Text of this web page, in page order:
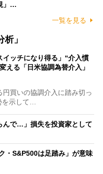
」…
一覧を見る
」
イッチになり得る」“介入慣
える「日米協調為替介入」
買いの協調介入に踏み切っ
を示して…
んで…」損失を投資家として
・S&P500は足踏み」が意味